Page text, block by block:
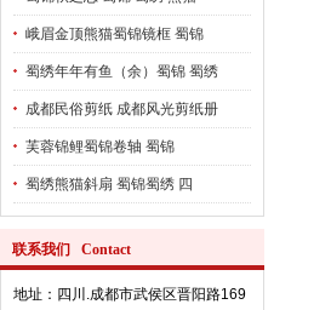
峨眉金顶熊猫蜀锦镜框 蜀锦
蜀绣年年有鱼（余）蜀锦 蜀绣
成都民俗剪纸 成都风光剪纸册
芙蓉锦鲤蜀锦卷轴 蜀锦
蜀绣熊猫斜扇 蜀锦蜀绣 四
联系我们 Contact
地址：四川.成都市武侯区晋阳路169